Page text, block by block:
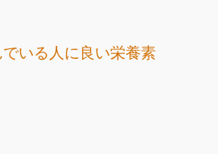
いる人に良い栄養素